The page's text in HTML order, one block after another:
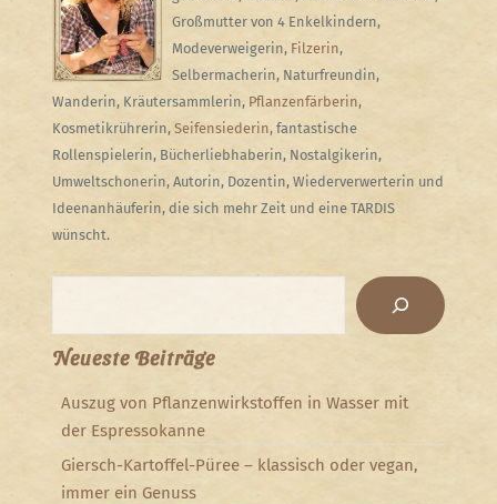
Großmutter von 4 Enkelkindern,
Modeverweigerin, Filzerin,
Selbermacherin, Naturfreundin,
Wanderin, Kräutersammlerin, Pflanzenfärberin,
Kosmetikrührerin, Seifensiederin, fantastische
Rollenspielerin, Bücherliebhaberin, Nostalgikerin,
Umweltschonerin, Autorin, Dozentin, Wiederverwerterin und
Ideenanhäuferin, die sich mehr Zeit und eine TARDIS
wünscht.
Neueste Beiträge
Auszug von Pflanzenwirkstoffen in Wasser mit
der Espressokanne
Giersch-Kartoffel-Püree – klassisch oder vegan,
immer ein Genuss